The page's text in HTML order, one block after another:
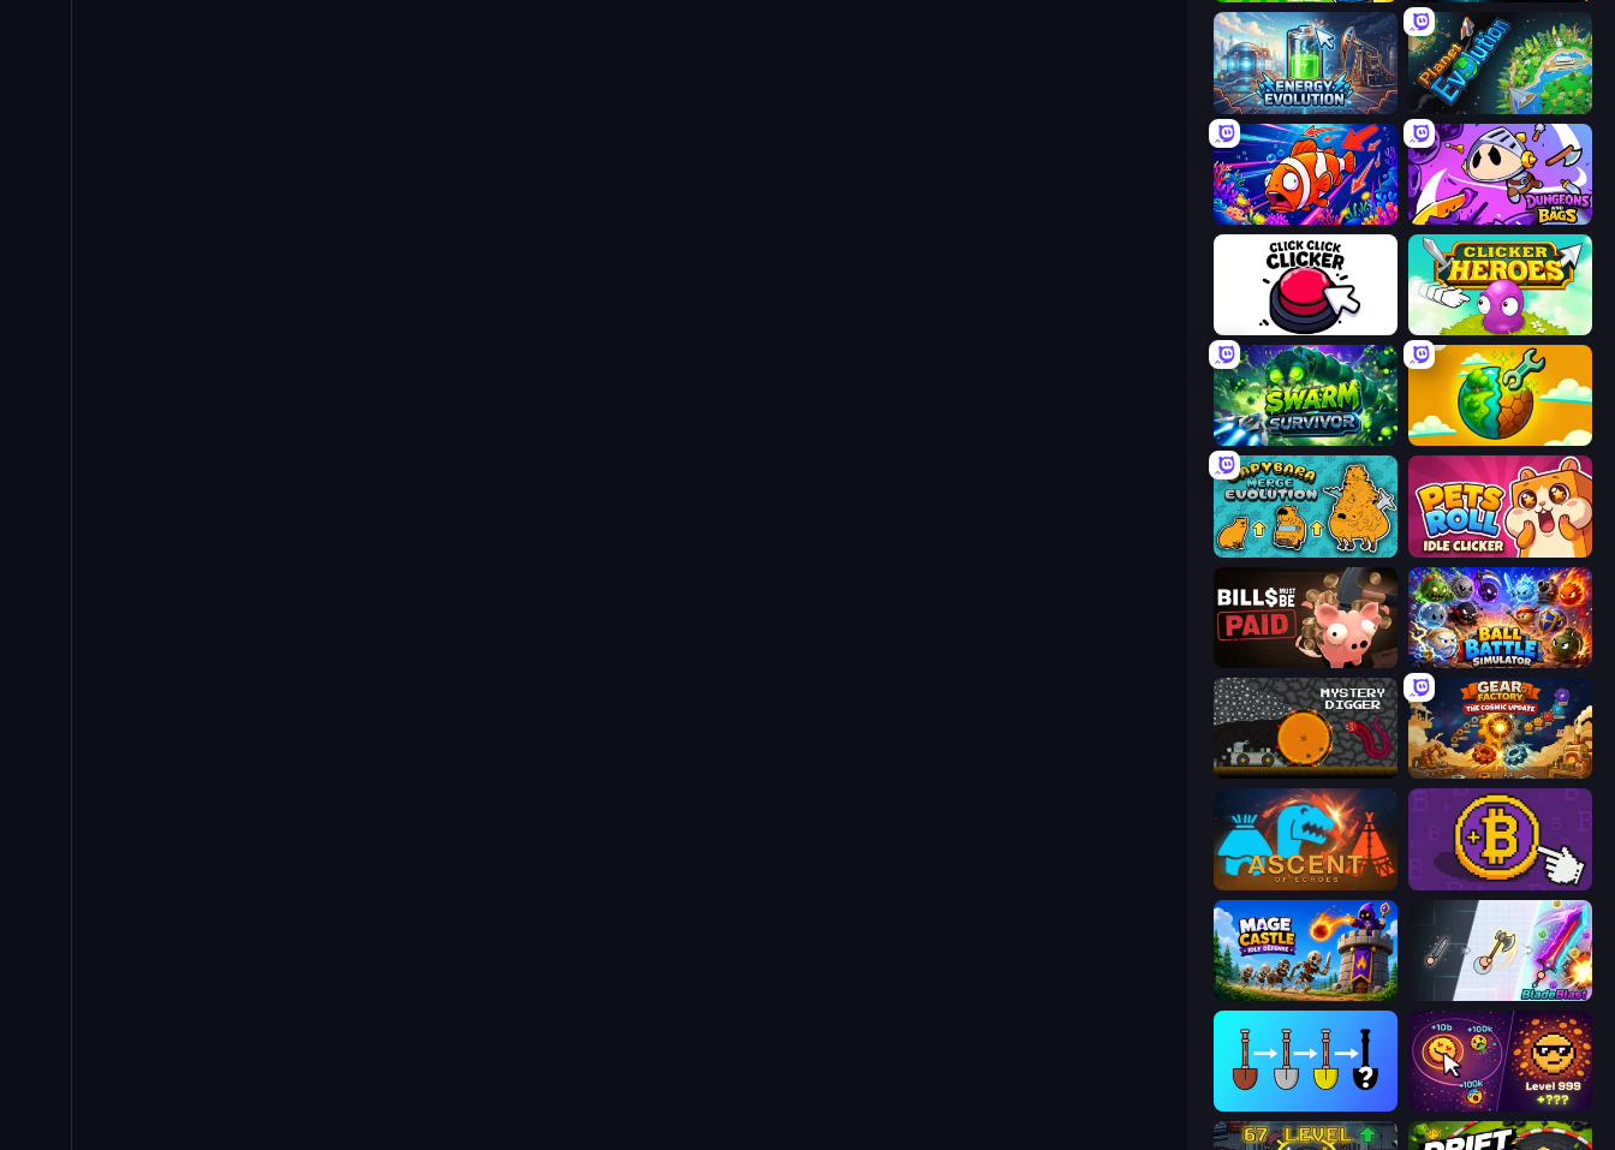
Energy Evolution Planet Evolution: Idle Clicker
Fish Catch Idle Dungeons and Bags
Click Click Clicker Clicker Heroes
Swarm Survivor Land Explorers: Merge & Build
Capybara Merge Evolution Pets Roll: Idle Clicker
Bills Must Be Paid Ball Battle Simulator
Mystery Digger Gear Factory
Ascent of Echoes Money Maker
Mage Castle Idle Defense BladeBlast.io
Dominate All Shapes